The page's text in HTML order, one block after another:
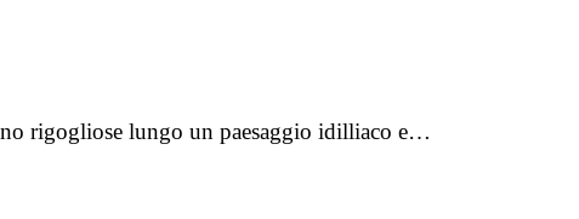
rigogliose lungo un paesaggio idilliaco e…